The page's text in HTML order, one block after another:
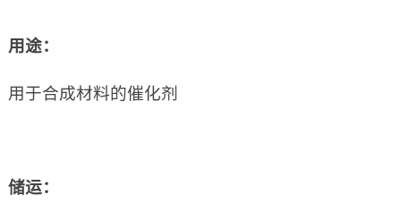
用途：
用于合成材料的催化剂
储运：